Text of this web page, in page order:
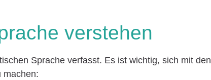
verstehen
Sprache verfasst. Es ist wichtig, sich mit den
machen: